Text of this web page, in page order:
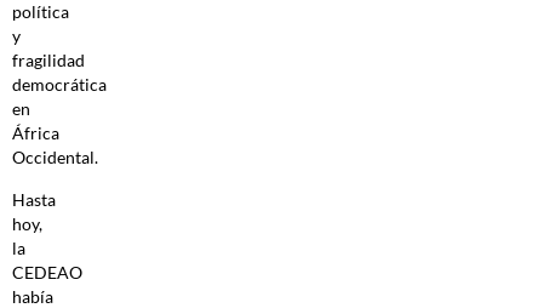
política
y
fragilidad
democrática
en
África
Occidental.
Hasta
hoy,
la
CEDEAO
había